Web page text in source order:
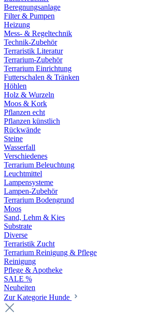
Beregnungsanlage
Filter & Pumpen
Heizung
Mess- & Regeltechnik
Technik-Zubehör
Terraristik Literatur
Terrarium-Zubehör
Terrarium Einrichtung
Futterschalen & Tränken
Höhlen
Holz & Wurzeln
Moos & Kork
Pflanzen echt
Pflanzen künstlich
Rückwände
Steine
Wasserfall
Verschiedenes
Terrarium Beleuchtung
Leuchtmittel
Lampensysteme
Lampen-Zubehör
Terrarium Bodengrund
Moos
Sand, Lehm & Kies
Substrate
Diverse
Terraristik Zucht
Terrarium Reinigung & Pflege
Reinigung
Pflege & Apotheke
SALE %
Neuheiten
Zur Kategorie Hunde